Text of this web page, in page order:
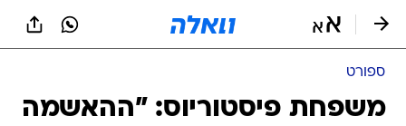
ספורט
משפחת פיסטוריוס: "ההאשמה